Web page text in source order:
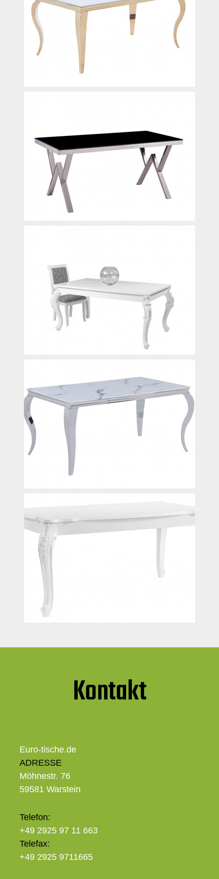
Kontakt
Euro-tische.de
ADRESSE
Möhnestr. 76
59581 Warstein
Telefon:
+49 2925 97 11 663
Telefax:
+49 2925 9711665